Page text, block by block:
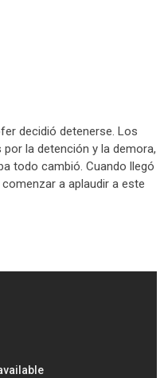
decidió detenerse. Los
la detención y la demora,
todo cambió. Cuando llegó
a aplaudir a este